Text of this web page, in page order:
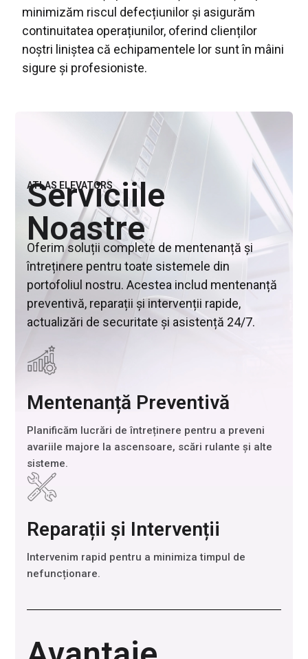
minimizăm riscul defecțiunilor și asigurăm
continuitatea operațiunilor, oferind clienților
noștri liniștea că echipamentele lor sunt în mâini
sigure și profesioniste.
ATLAS ELEVATORS
Serviciile
Noastre
Oferim soluții complete de mentenanță și
întreținere pentru toate sistemele din
portofoliul nostru. Acestea includ mentenanță
preventivă, reparații și intervenții rapide,
actualizări de securitate și asistență 24/7.
Mentenanță Preventivă
Planificăm lucrări de întreținere pentru a preveni
avariile majore la ascensoare, scări rulante și alte
sisteme.
Reparații și Intervenții
Intervenim rapid pentru a minimiza timpul de
nefuncționare.